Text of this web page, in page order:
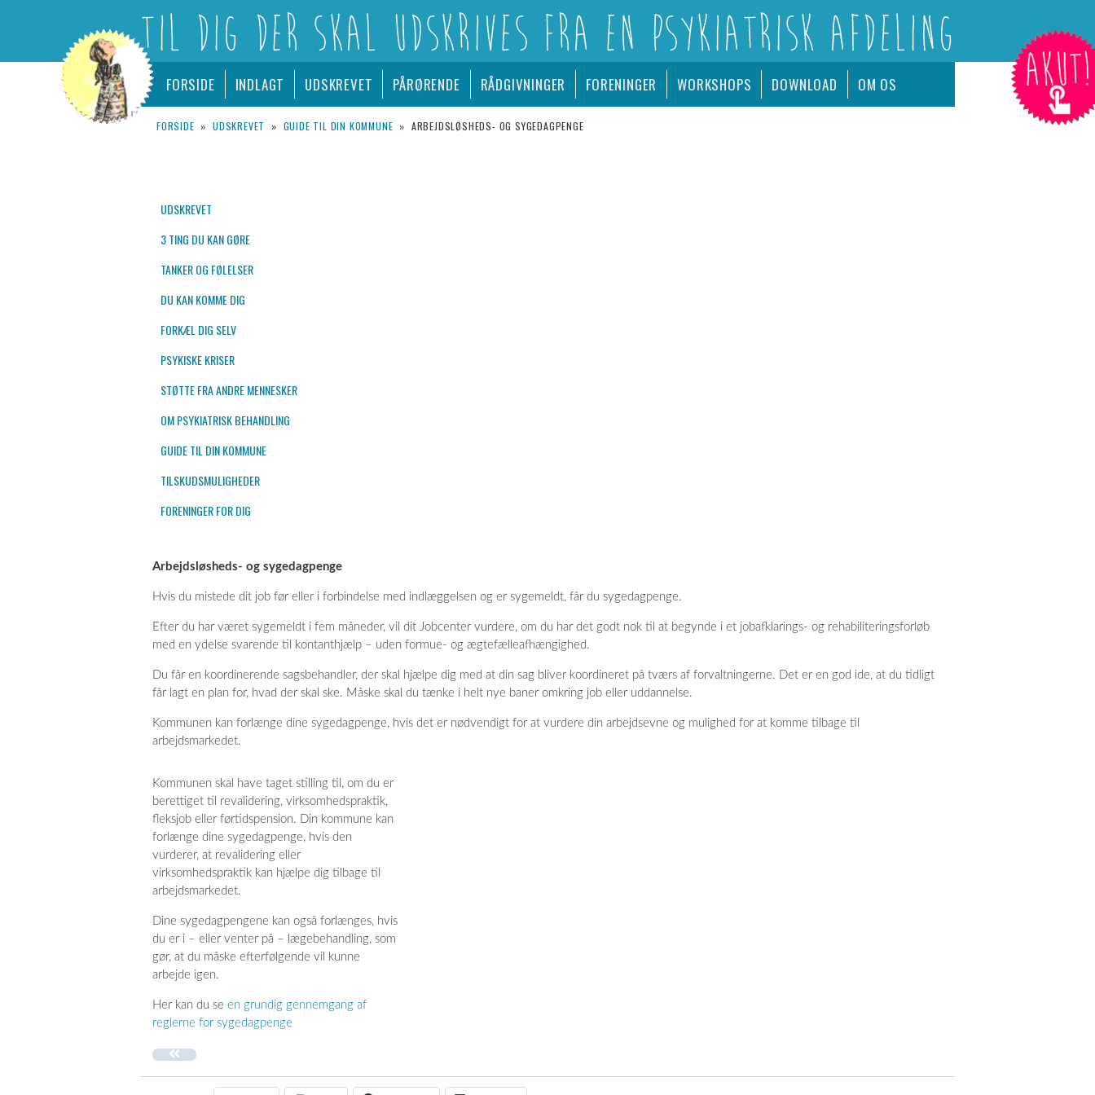
LOGO AKUT!
Udskrevet.dk
– TIL DIG DER SKAL UDSKRIVES FRA EN PSYKIATRISK AFDELING
Hovedmenu
Fortsæt
til
FORSIDE INDLAGT UDSKREVET PÅRØRENDE RÅDGIVNINGER FORENINGER WORKSHOPS DOWNLOAD OM OS
FORSIDE » UDSKREVET » GUIDE TIL DIN KOMMUNE » ARBEJDSLØSHEDS- OG SYGEDAGPENGE
UDSKREVET
3 TING DU KAN GØRE
TANKER OG FØLELSER
DU KAN KOMME DIG
FORKÆL DIG SELV
PSYKISKE KRISER
STØTTE FRA ANDRE MENNESKER
OM PSYKIATRISK BEHANDLING
GUIDE TIL DIN KOMMUNE
TILSKUDSMULIGHEDER
FORENINGER FOR DIG
Arbejdsløsheds- og sygedagpenge
Hvis du mistede dit job før eller i forbindelse med indlæggelsen og er sygemeldt, får du sygedagpenge.
Efter du har været sygemeldt i fem måneder, vil dit Jobcenter vurdere, om du har det godt nok til at begynde i et jobafklarings- og rehabiliteringsforløb
med en ydelse svarende til kontanthjælp – uden formue- og ægtefælleafhængighed.
Du får en koordinerende sagsbehandler, der skal hjælpe dig med at din sag bliver koordineret på tværs af forvaltningerne. Det er en god ide, at du tidligt
får lagt en plan for, hvad der skal ske. Måske skal du tænke i helt nye baner omkring job eller uddannelse.
Kommunen kan forlænge dine sygedagpenge, hvis det er nødvendigt for at vurdere din arbejdsevne og mulighed for at komme tilbage til
arbejdsmarkedet.
Kommunen skal have taget stilling til, om du er
berettiget til revalidering, virksomhedspraktik,
fleksjob eller førtidspension. Din kommune kan
forlænge dine sygedagpenge, hvis den
vurderer, at revalidering eller
virksomhedspraktik kan hjælpe dig tilbage til
arbejdsmarkedet.
Dine sygedagpengene kan også forlænges, hvis
du er i – eller venter på – lægebehandling, som
gør, at du måske efterfølgende vil kunne
arbejde igen.
Her kan du se en grundig gennemgang af
reglerne for sygedagpenge